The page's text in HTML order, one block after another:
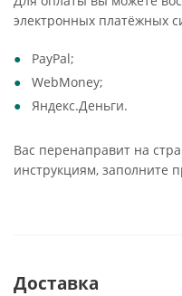
электронных платёжных
PayPal;
WebMoney;
Яндекс.Деньги.
Вас перенаправит на
инструкциям, заполните
Доставка